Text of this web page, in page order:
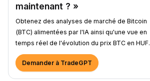
maintenant ? »
Obtenez des analyses de marché de Bitcoin
(BTC) alimentées par l'IA ainsi qu'une vue en
temps réel de l'évolution du prix BTC en HUF.
Demander à TradeGPT